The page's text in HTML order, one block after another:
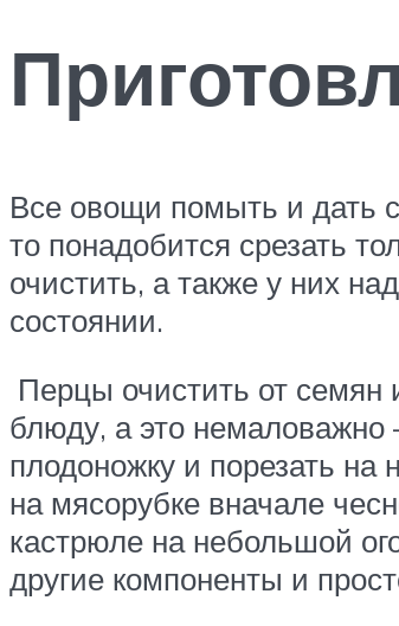
Все овощи помыть и дать
то понадобится срезать
очистить, а также у них
состоянии.
Перцы очистить от
блюду, а это немаловажно
плодоножку и порезать на
на мясорубке вначале
кастрюле на небольшой
другие компоненты и